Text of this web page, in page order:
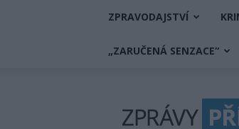
ZPRAVODAJSTVÍ
„ZARUČENÁ SENZACE“
Příbram